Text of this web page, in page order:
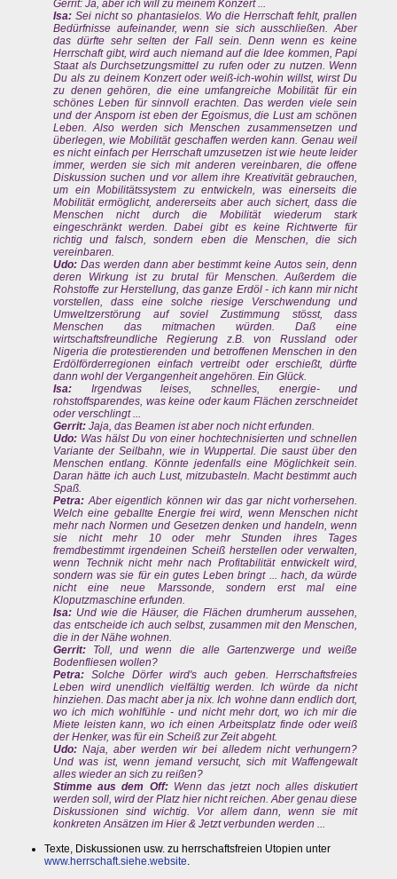
Gerrit: Ja, aber ich will zu meinem Konzert ...
Isa: Sei nicht so phantasielos. Wo die Herrschaft fehlt, prallen
Bedürfnisse aufeinander, wenn sie sich ausschließen. Aber
das dürfte sehr selten der Fall sein. Denn wenn es keine
Herrschaft gibt, wird auch niemand auf die Idee kommen, Papi
Staat als Durchsetzungsmittel zu rufen oder zu nutzen. Wenn
Du als zu deinem Konzert oder weiß-ich-wohin willst, wirst Du
zu denen gehören, die eine umfangreiche Mobilität für ein
schönes Leben für sinnvoll erachten. Das werden viele sein
und der Ansporn ist eben der Egoismus, die Lust am schönen
Leben. Also werden sich Menschen zusammensetzen und
überlegen, wie Mobilität geschaffen werden kann. Genau weil
es nicht einfach per Herrschaft umzusetzen ist wie heute leider
immer, werden sie sich mit anderen vereinbaren, die offene
Diskussion suchen und vor allem ihre Kreativität gebrauchen,
um ein Mobilitätssystem zu entwickeln, was einerseits die
Mobilität ermöglicht, andererseits aber auch sichert, dass die
Menschen nicht durch die Mobilität wiederum stark
eingeschränkt werden. Dabei gibt es keine Richtwerte für
richtig und falsch, sondern eben die Menschen, die sich
vereinbaren.
Udo: Das werden dann aber bestimmt keine Autos sein, denn
deren Wirkung ist zu brutal für Menschen. Außerdem die
Rohstoffe zur Herstellung, das ganze Erdöl - ich kann mir nicht
vorstellen, dass eine solche riesige Verschwendung und
Umweltzerstörung auf soviel Zustimmung stösst, dass
Menschen das mitmachen würden. Daß eine
wirtschaftsfreundliche Regierung z.B. von Russland oder
Nigeria die protestierenden und betroffenen Menschen in den
Erdölförderregionen einfach vertreibt oder erschießt, dürfte
dann wohl der Vergangenheit angehören. Ein Glück.
Isa: Irgendwas leises, schnelles, energie- und
rohstoffsparendes, was keine oder kaum Flächen zerschneidet
oder verschlingt ...
Gerrit: Jaja, das Beamen ist aber noch nicht erfunden.
Udo: Was hälst Du von einer hochtechnisierten und schnellen
Variante der Seilbahn, wie in Wuppertal. Die saust über den
Menschen entlang. Könnte jedenfalls eine Möglichkeit sein.
Daran hätte ich auch Lust, mitzubasteln. Macht bestimmt auch
Spaß.
Petra: Aber eigentlich können wir das gar nicht vorhersehen.
Welch eine geballte Energie frei wird, wenn Menschen nicht
mehr nach Normen und Gesetzen denken und handeln, wenn
sie nicht mehr 10 oder mehr Stunden ihres Tages
fremdbestimmt irgendeinen Scheiß herstellen oder verwalten,
wenn Technik nicht mehr nach Profitabilität entwickelt wird,
sondern was sie für ein gutes Leben bringt ... hach, da würde
nicht eine neue Marssonde, sondern erst mal eine
Kloputzmaschine erfunden.
Isa: Und wie die Häuser, die Flächen drumherum aussehen,
das entscheide ich auch selbst, zusammen mit den Menschen,
die in der Nähe wohnen.
Gerrit: Toll, und wenn die alle Gartenzwerge und weiße
Bodenfliesen wollen?
Petra: Solche Dörfer wird's auch geben. Herrschaftsfreies
Leben wird unendlich vielfältig werden. Ich würde da nicht
hinziehen. Das macht aber ja nix. Ich wohne dann endlich dort,
wo ich mich wohlfühle - und nicht mehr dort, wo ich mir die
Miete leisten kann, wo ich einen Arbeitsplatz finde oder weiß
der Henker, was für ein Scheiß zur Zeit abgeht.
Udo: Naja, aber werden wir bei alledem nicht verhungern?
Und was ist, wenn jemand versucht, sich mit Waffengewalt
alles wieder an sich zu reißen?
Stimme aus dem Off:Wenn das jetzt noch alles diskutiert
werden soll, wird der Platz hier nicht reichen. Aber genau diese
Diskussionen sind wichtig. Vor allem dann, wenn sie mit
konkreten Ansätzen im Hier & Jetzt verbunden werden ...
Texte, Diskussionen usw. zu herrschaftsfreien Utopien unter
www.herrschaft.siehe.website.